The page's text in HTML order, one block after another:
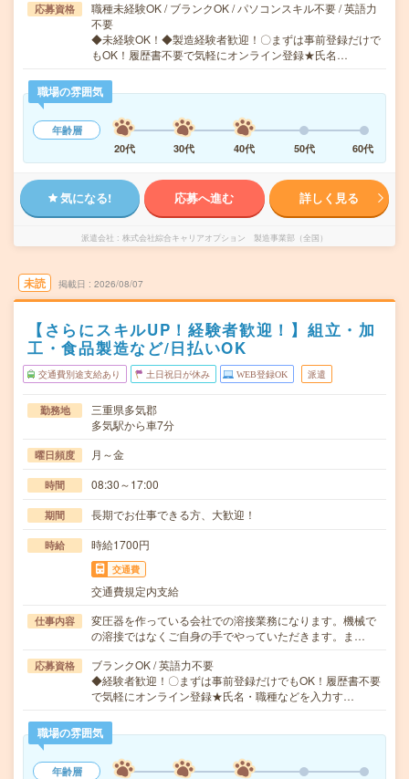
応募資格
職種未経験OK / ブランクOK / パソコンスキル不要 / 英語力
不要
◆未経験OK！◆製造経験者歓迎！〇まずは事前登録だけで
もOK！履歴書不要で気軽にオンライン登録★氏名…
職場の雰囲気
年齢層
20代
30代 40代 50代 60代
気になる! 応募へ進む 詳しく見る
派遣会社 株式会社綜合キャリアオプション 製造事業部（全国）
未読 掲載日 2026/08/07
【さらにスキルUP！経験者歓迎！】組立・加
工・食品製造など/日払いOK
交通費別途支給あり 土日祝日が休み WEB登録OK 派遣
勤務地
三重県多気郡
多気駅から車7分
曜日頻度 月～金
時間 08:30～17:00
期間 長期でお仕事できる方、大歓迎！
時給 時給1700円
交通費
交通費規定内支給
仕事内容
変圧器を作っている会社での溶接業務になります。機械で
の溶接ではなくご自身の手でやっていただきます。ま…
応募資格
ブランクOK / 英語力不要
◆経験者歓迎！〇まずは事前登録だけでもOK！履歴書不要
で気軽にオンライン登録★氏名・職種などを入力す…
職場の雰囲気
年齢層